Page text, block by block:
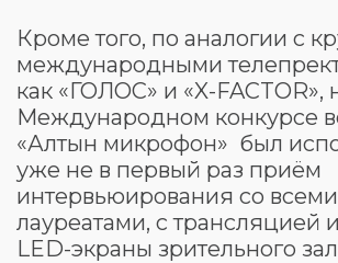
Кроме того, по аналогии с
международными
как «ГОЛОС» и «X-FACTOR»,
Международном конкурсе
«Алтын микрофон» был
уже не в первый раз приём
интервьюирования со всеми
лауреатами, с трансляцией
LED-экраны зрительного